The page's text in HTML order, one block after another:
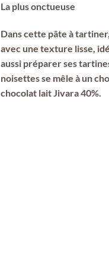
La plus onctueuse
Dans cette pâte à
avec une texture lisse,
aussi préparer ses
noisettes se mêle à un
chocolat lait Jivara 40%.